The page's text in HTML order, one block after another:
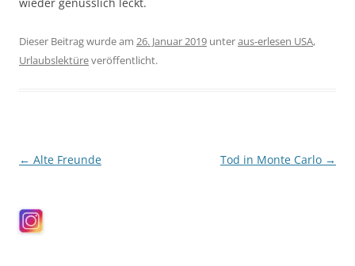
Dieser Beitrag wurde am 26. Januar 2019 unteraus-erlesen USA,
Urlaubslektüreveröffentlicht.
Beitragsnavigation
← Alte Freunde Tod in Monte Carlo →